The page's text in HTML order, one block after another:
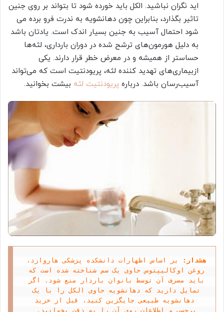
اید نگران نباشید. الکل باید خورده شود تا بتواند بر روی جنین
تاثیر بگذارد، بنابراین چون دهانشویه به ندرت فرو برده می
شود احتمال آسیب به جنین بسیار اندک است. یادتان باشد
به دلیل هورمون‌های ترشح شده در دوران بارداری، لثه‌ها
حساستر از همیشه و در معرض خطر قرار دارند. یکی
ازبیماری‌های تهدید کننده لثه، پریودنتیت است که می‌تواند
آسیب‌رسان باشد. درباره پریودنتیت لثه بیشت بخوانید.
هشدار:
تمایل دارید که دهانشویه حاوی الکل را با یک